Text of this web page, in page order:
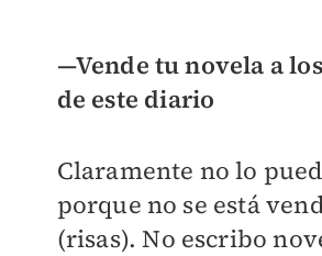
—Vende tu novela a
de este diario
Claramente no lo
porque no se está
(risas). No escribo